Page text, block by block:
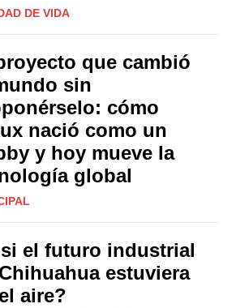
DE VIDA
que cambió
sin
cómo
nació como un
y hoy mueve la
global
el futuro industrial
estuviera
aire?